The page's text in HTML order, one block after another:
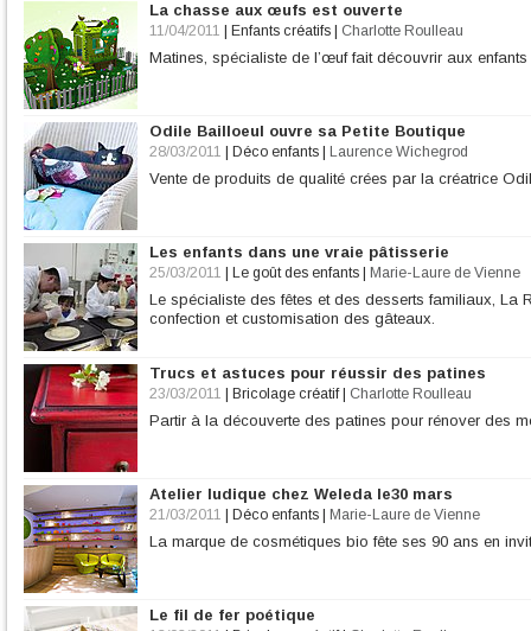
La chasse aux œufs est ouverte
11/04/2011 Enfants créatifs Charlotte Roulleau
Matines, spécialiste de l’œuf fait découvrir aux
Odile Bailloeul ouvre sa Petite Boutique
28/03/2011 Déco enfants Laurence Wichegrod
Vente de produits de qualité crées par la créatrice
Les enfants dans une vraie pâtisserie
25/03/2011 Le goût des enfants Marie-Laure de Vienne
Le spécialiste des fêtes et des desserts familiaux, La
confection et customisation des gâteaux.
Trucs et astuces pour réussir des patines
23/03/2011 Bricolage créatif| Charlotte Roulleau
Partir à la découverte des patines pour rénover des
Atelier ludique chez Weleda le30 mars
21/03/2011 Déco enfants Marie-Laure de Vienne
La marque de cosmétiques bio fête ses 90 ans en
Le fil de fer poétique